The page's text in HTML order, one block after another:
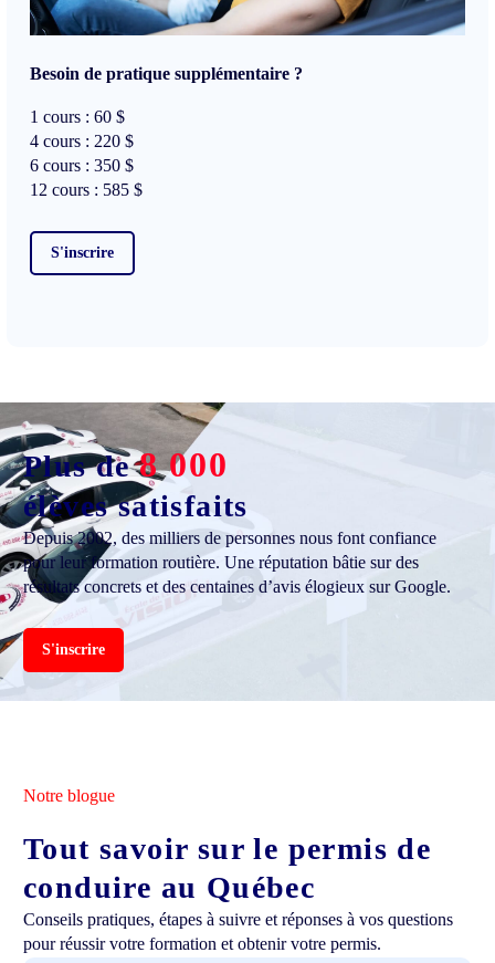
Besoin de pratique supplémentaire ?
1 cours : 60 $
4 cours : 220 $
6 cours : 350 $
12 cours : 585 $
S'inscrire
Plus de 8 000
élèves satisfaits
Depuis 2002, des milliers de personnes nous font confiance
pour leur formation routière. Une réputation bâtie sur des
résultats concrets et des centaines d’avis élogieux sur Google.
S'inscrire
Notre blogue
Tout savoir sur le permis de
conduire au Québec
Conseils pratiques, étapes à suivre et réponses à vos questions
pour réussir votre formation et obtenir votre permis.